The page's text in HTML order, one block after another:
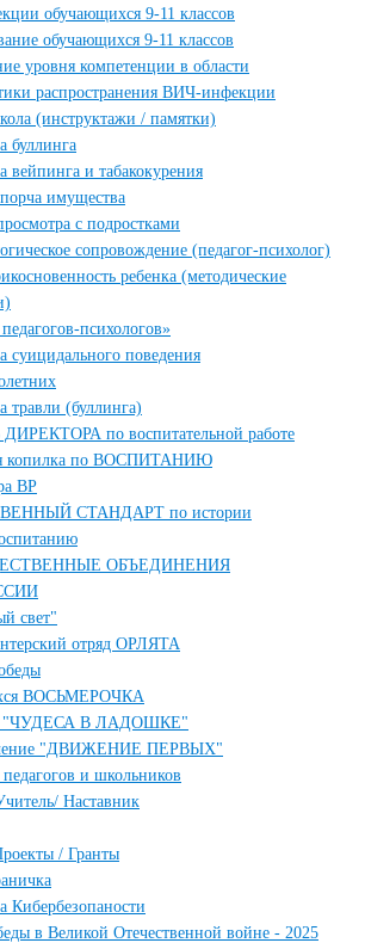
обучающихся 9-11 классов
обучающихся 9-11 классов
уровня компетенции в области
распространения ВИЧ-инфекции
(инструктажи / памятки)
буллинга
вейпинга и табакокурения
имущества
с подростками
сопровождение (педагог-психолог)
ребенка (методические
психологов»
суицидального поведения
травли (буллинга)
по воспитательной работе
копилка по ВОСПИТАНИЮ
ВР
СТАНДАРТ по истории
ОБЪЕДИНЕНИЯ
свет"
отряд ОРЛЯТА
ВОСЬМЕРОЧКА
"ЧУДЕСА В ЛАДОШКЕ"
"ДВИЖЕНИЕ ПЕРВЫХ"
и школьников
Наставник
/ Гранты
Кибербезопаности
в Великой Отечественной войне - 2025